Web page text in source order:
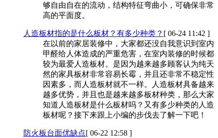
够自由自在的流动，结构特征弯曲小，可确保非常
高的平面度。
人造板材指的是什么板材？有多少种类？ [ 06-24 11:42 ]
在以前的家居装修中，大家都还没自我意识到室内
甲醛给人体造成的严重危害，在室内装修的时候都
较为最爱人造板材。是因为越来越多顾客认为纯天
然的家具板材非常容易长霉，并且还非常不稳定性
因素多，而人造板材就不一样。人造板材具备越来
越多优势，并且也是越来越多板材种类，那么大家
知道人造板材是什么板材吗？又有多少种类的人造
板材呢？接下来跟上小编的步伐去了解一下吧！
防火板台面优缺点[ 06-22 12:58 ]